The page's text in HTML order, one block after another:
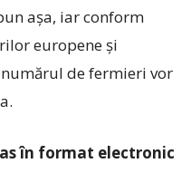
așa, iar conform
europene și
de fermieri vor
în format electronic